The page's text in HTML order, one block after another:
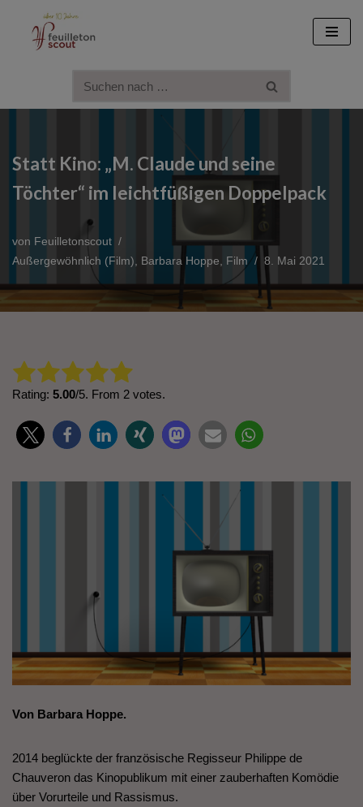
Zum
Statt Kino: „M. Claude und seine
Töchter“ im leichtfüßigen Doppelpack
von Feuilletonscout
Außergewöhnlich (Film), Barbara Hoppe, Film 8. Mai 2021
Rate this item:
Rating: 5.00/5. From 2 votes.
Von Barbara Hoppe.
2014 beglückte der französische Regisseur Philippe de
Chauveron das Kinopublikum mit einer zauberhaften Komödie
über Vorurteile und Rassismus.